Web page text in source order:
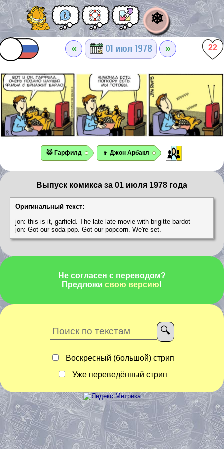
❄
« 01 июл 1978 » 22
🐱 Гарфилд 👦 Джон Арбакл
Выпуск комикса за 01 июля 1978 года
Оригинальный текст:
jon: this is it, garfield. The late-late movie with brigitte bardot
jon: Got our soda pop. Got our popcorn. We're set.
Не согласен с переводом?
Предложи свою версию!
Воскресный (большой) стрип
Уже переведённый стрип